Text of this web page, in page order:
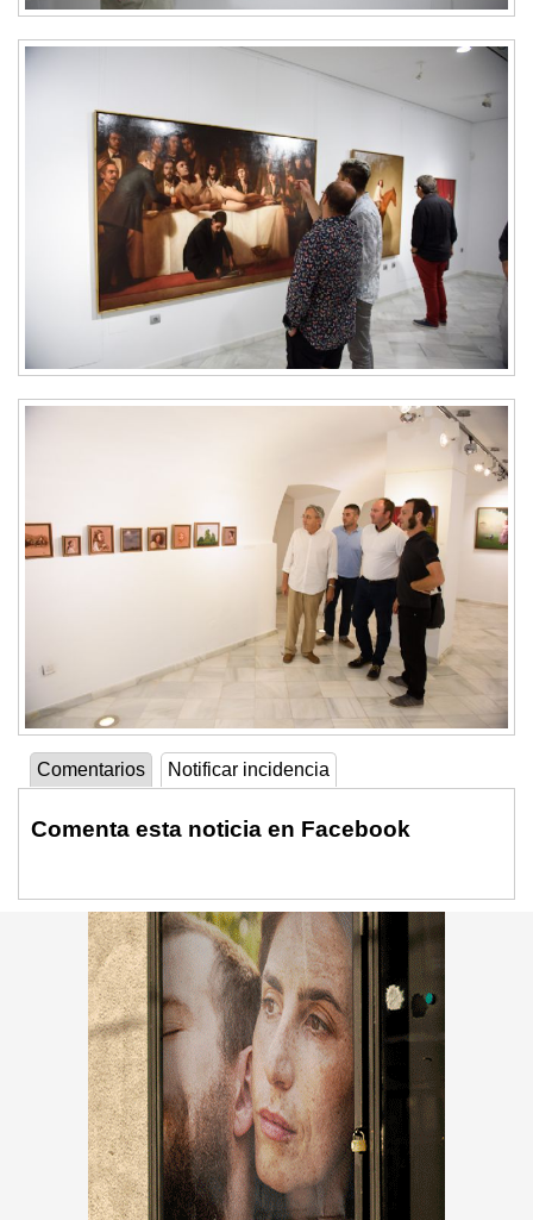
Comentarios Notificar incidencia
Comenta esta noticia en Facebook